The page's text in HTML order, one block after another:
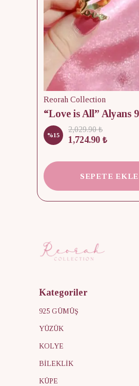
Reorah Collection
%15
2,029.90 ₺
1,724.90 ₺
SEPETE EKLE
Kategoriler
925 GÜMÜŞ
YÜZÜK
KOLYE
BİLEKLİK
KÜPE